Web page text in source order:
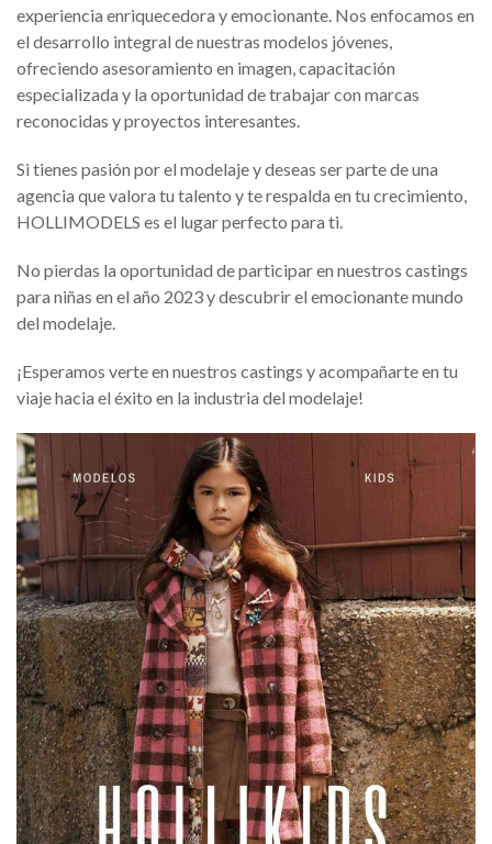
experiencia enriquecedora y emocionante. Nos enfocamos en
el desarrollo integral de nuestras modelos jóvenes,
ofreciendo asesoramiento en imagen, capacitación
especializada y la oportunidad de trabajar con marcas
reconocidas y proyectos interesantes.
Si tienes pasión por el modelaje y deseas ser parte de una
agencia que valora tu talento y te respalda en tu crecimiento,
HOLLIMODELS es el lugar perfecto para ti.
No pierdas la oportunidad de participar en nuestros castings
para niñas en el año 2023 y descubrir el emocionante mundo
del modelaje.
¡Esperamos verte en nuestros castings y acompañarte en tu
viaje hacia el éxito en la industria del modelaje!